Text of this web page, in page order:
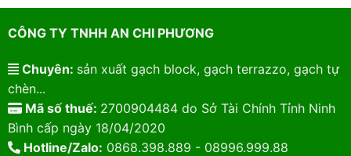
CÔNG TY TNHH AN CHI PHƯƠNG
Chuyên: sản xuất gạch block, gạch terrazzo, gạch tự
chèn...
Mã số thuế: 2700904484 do Sở Tài Chính Tỉnh Ninh
Bình cấp ngày 18/04/2020
Hotline/Zalo: 0868.398.889 - 08996.999.88